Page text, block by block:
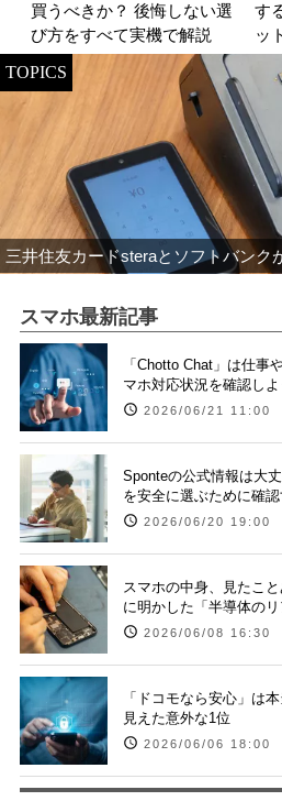
買うべきか？ 後悔しない選
び方をすべて実機で解説
す
ッ
TOPICS
三井住友カードsteraとソフトバンク
スマホ最新記事
「Chotto Chat」は仕事
マホ対応状況を確認しよ
2026/06/21 11:00
Sponteの公式情報は大
を安全に選ぶために確
2026/06/20 19:00
スマホの中身、見たこ
に明かした「半導体のリ
2026/06/08 16:30
「ドコモなら安心」は
見えた意外な1位
2026/06/06 18:00